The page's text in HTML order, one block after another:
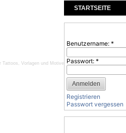
Tattoos, Vorlagen und Motive
STARTSEITE
KOMMENTARE
Benutzername: *
Passwort: *
Registrieren
Passwort vergessen